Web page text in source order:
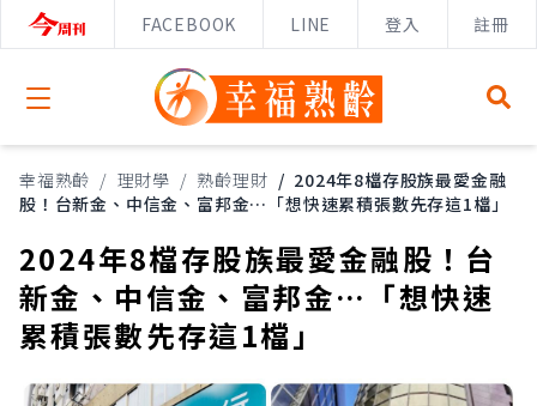
FACEBOOK LINE 登入 註冊
Open menu
幸福熟齡 / 理財學 / 熟齡理財 / 2024年8檔存股族最愛金融
股！台新金、中信金、富邦金…「想快速累積張數先存這1檔」
2024年8檔存股族最愛金融股！台
新金、中信金、富邦金…「想快速
累積張數先存這1檔」